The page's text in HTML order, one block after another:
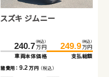
スズキ ジムニー
240.7 （税込）
万円
車両本体価格
249.9 （税込）
万円
支払総額
諸費用： 9.2万円 （税込）
スズキ ワゴンＲ
101.6 （税込）
万円
車両本体価格
109.7 （税込）
万円
支払総額
諸費用： 8.1万円 （税込）
トヨタ ヴェルファイア ハ
415.9 （税込）
万円
車両本体価格
429.9 （税込）
万円
支払総額
諸費用： 14.0万円（税込）